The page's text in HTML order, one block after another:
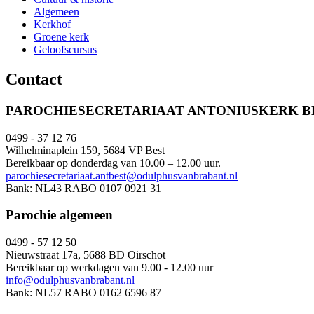
Algemeen
Kerkhof
Groene kerk
Geloofscursus
Contact
PAROCHIESECRETARIAAT ANTONIUSKERK
0499 - 37 12 76
Wilhelminaplein 159, 5684 VP Best
Bereikbaar op donderdag van 10.00 – 12.00 uur.
parochiesecretariaat.antbest@odulphusvanbrabant.nl
Bank: NL43 RABO 0107 0921 31
Parochie algemeen
0499 - 57 12 50
Nieuwstraat 17a, 5688 BD Oirschot
Bereikbaar op werkdagen van 9.00 - 12.00 uur
info@odulphusvanbrabant.nl
Bank: NL57 RABO 0162 6596 87